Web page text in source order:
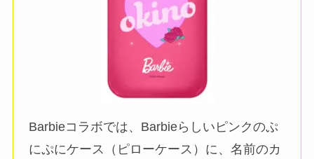
Barbieコラボでは、Barbieらしいピンクのぷ
にぷにケース（ピローケース）に、名前のカ